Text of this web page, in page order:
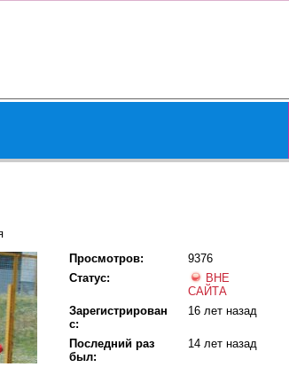
Просмотров:
9376
Статус:
ВНЕ
САЙТА
Зарегистрирован
с:
16 лет назад
Последний раз
был:
14 лет назад